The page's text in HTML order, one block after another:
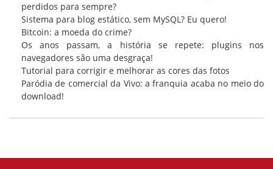
perdidos para sempre?
Sistema para blog estático, sem MySQL? Eu quero!
Bitcoin: a moeda do crime?
Os anos passam, a história se repete: plugins nos
navegadores são uma desgraça!
Tutorial para corrigir e melhorar as cores das fotos
Paródia de comercial da Vivo: a franquia acaba no meio do
download!